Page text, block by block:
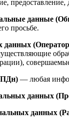
данные
просьбе.
данных
— любая
данных
данных